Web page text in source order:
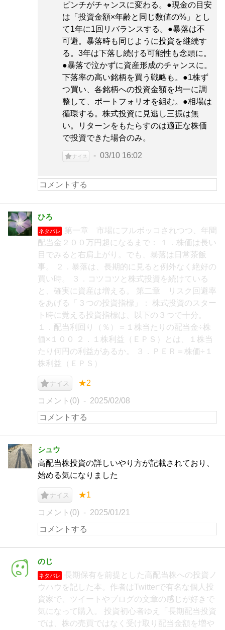
ピンチがチャンスに変わる。●現金の目安
は「投資金額×年齢と同じ数値の%」とし
て1年に1回リバランスする。●暴落は不
可避。暴落時も同じように投資を継続す
る。3年は下落し続ける可能性も念頭に。
●暴落で泣かずに資産形成のチャンスに。
下落率の高い銘柄を買う戦略も。●1株ず
つ買い、各銘柄への投資金額を均一に調
整して、ポートフォリオを組む。●相場は
循環する。株式投資に見逃し三振は無
い。リターンをもたらすのは適正な株価
で投資できた場合のみ。
ナイス 03/10 16:02
ひろ
ネタバレ
第一章 市場にフルボッコされつつ、年間
配当金２００万円超になるまで： １．株価は長い
目でみると右肩上がり。でも、暴落は日常茶飯
事。 ２．暴落は、長期的に見ると例外なく絶好の
買い時。 ３．コツコツと株式投資を続けている
と、確実に資産は増える。 第二章 リスク回避率
をあげる「３つの投資指標」： 株式投資のスター
ト時に覚える投資指標は、以下の３つで十分。
１．配当利回り（％）＝１株当たりの配当金÷株
価×１００ ２．１株利益（ＥＰＳ）とは、１株当
たり何円の利益があるか。 ３．ＰＥＲ＝株価÷１
株利益（ＥＰＳ）
ナイス ★2
コメント(0) 2025/02/08
シュウ
高配当株投資の詳しいやり方が記載されており、
始める気になりました
ナイス ★1
コメント(0) 2025/01/21
のじ
ネタバレ
長期保有を前提とした高配当株への投資ノ
ウハウを記した本。作者はTwitterで有名な個人投
資家で、ツイートやブログの文章の感じが好きで
気になって購入。 投資初心者ゆえ「長期配当投資
では、株の売買ではなく受け取り配当金額を増や